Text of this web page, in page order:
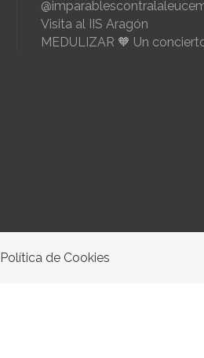
Visita al IIS Aragón
MEDULIZAR 🧡 Un
Política de Cookies